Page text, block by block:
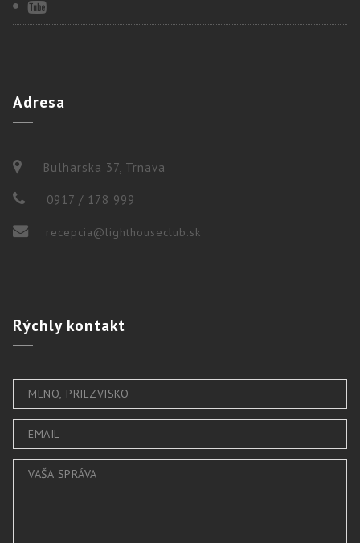
Adresa
Bulharska 37, Trnava
0917 / 178 999
recepcia@lighthouseclub.sk
Rýchlykontakt